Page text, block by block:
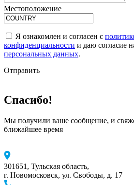
Местоположение
Я ознакомлен и согласен с
конфиденциальности и даю согласие
персональных данных.
Отправить
Спасибо!
Мы получили ваше сообщение, и
ближайшее время
301651, Тульская область,
г. Новомосковск, ул. Свободы, д. 17